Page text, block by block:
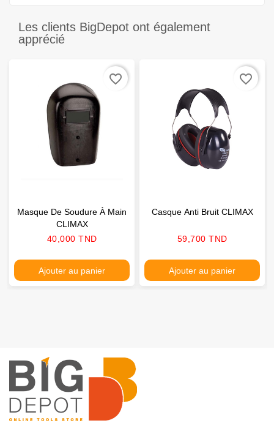
Les clients BigDepot ont également
apprécié
Masque De Soudure À Main
CLIMAX
Prix
40,000 TND
Ajouter au panier
favorite_border
Casque Anti Bruit CLIMAX
Prix
59,700 TND
Ajouter au panier
favorite_border